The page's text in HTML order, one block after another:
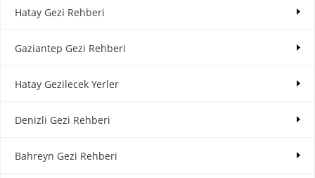
Hatay Gezi Rehberi
Gaziantep Gezi Rehberi
Hatay Gezilecek Yerler
Denizli Gezi Rehberi
Bahreyn Gezi Rehberi